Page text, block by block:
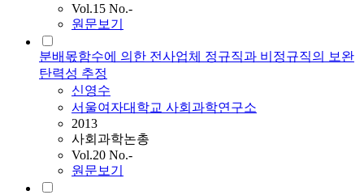
Vol.15 No.-
원문보기
분배몫함수에 의한 전사업체 정규직과 비정규직의 보완
탄력성 추정
신영수
서울여자대학교 사회과학연구소
2013
사회과학논총
Vol.20 No.-
원문보기